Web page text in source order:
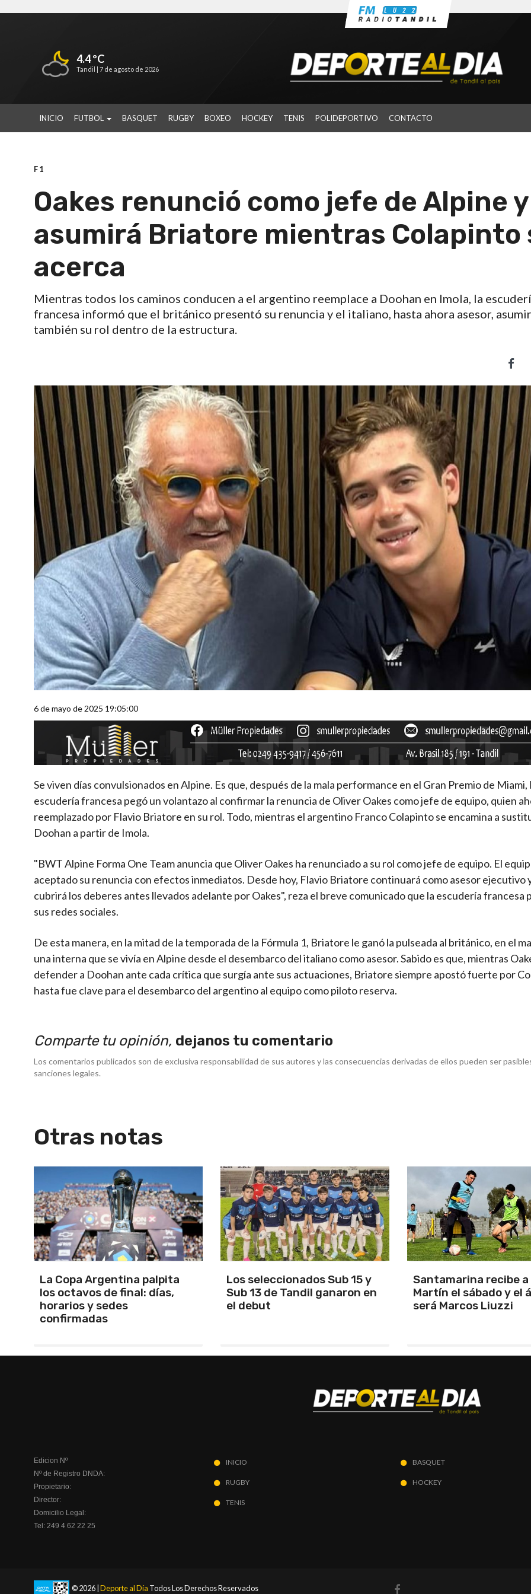
4.4 ºC
Tandil | 7 de agosto de 2026
INICIO FUTBOL BASQUET RUGBY BOXEO HOCKEY TENIS POLIDEPORTIVO CONTACTO
F1
Oakes renunció como jefe de Alpine y
asumirá Briatore mientras Colapinto
acerca
Mientras todos los caminos conducen a el argentino reemplace a Doohan en Imola, la
francesa informó que el británico presentó su renuncia y el italiano, hasta ahora asesor,
también su rol dentro de la estructura.
6 de mayo de 2025 19:05:00
Se viven días convulsionados en Alpine. Es que, después de la mala performance en el Gran Premio de Miami,
escudería francesa pegó un volantazo al confirmar la renuncia de Oliver Oakes como jefe de equipo, quien
reemplazado por Flavio Briatore en su rol. Todo, mientras el argentino Franco Colapinto se encamina a
Doohan a partir de Imola.
"BWT Alpine Forma One Team anuncia que Oliver Oakes ha renunciado a su rol como jefe de equipo. El
aceptado su renuncia con efectos inmediatos. Desde hoy, Flavio Briatore continuará como asesor ejecutivo
cubrirá los deberes antes llevados adelante por Oakes", reza el breve comunicado que la escudería francesa
sus redes sociales.
De esta manera, en la mitad de la temporada de la Fórmula 1, Briatore le ganó la pulseada al británico, en el
una interna que se vivía en Alpine desde el desembarco del italiano como asesor. Sabido es que, mientras
defender a Doohan ante cada crítica que surgía ante sus actuaciones, Briatore siempre apostó fuerte por
hasta fue clave para el desembarco del argentino al equipo como piloto reserva.
Comparte tu opinión, dejanos tu comentario
Los comentarios publicados son de exclusiva responsabilidad de sus autores y las consecuencias derivadas de ellos pueden ser
sanciones legales.
Otras notas
Los seleccionados Sub 15 y
Sub 13 de Tandil ganaron en
el debut
Santamarina recibe a San
Martín el sábado y el árbitro
será Marcos Liuzzi
Los Pumas se
enfrentar a
Edicion Nº
Nº de Registro DNDA:
Propietario:
Director:
Domicilio Legal:
Tel: 249 4 62 22 25
INICIO
RUGBY
TENIS
BASQUET
HOCKEY
© 2026 | Deporte al Día Todos Los Derechos Reservados